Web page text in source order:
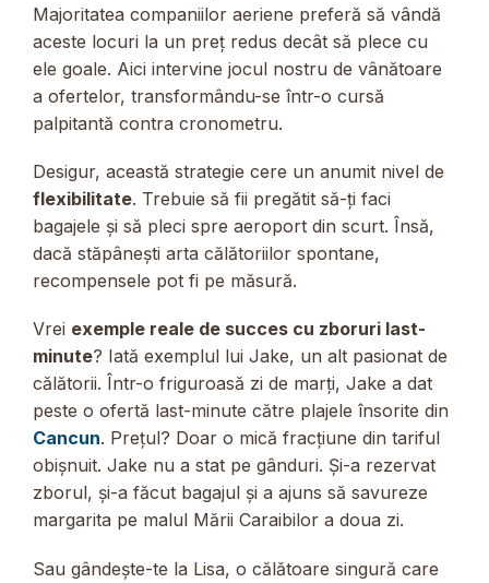
Majoritatea companiilor aeriene preferă să vândă
aceste locuri la un preț redus decât să plece cu
ele goale. Aici intervine jocul nostru de vânătoare
a ofertelor, transformându-se într-o cursă
palpitantă contra cronometru.
Desigur, această strategie cere un anumit nivel de
flexibilitate. Trebuie să fii pregătit să-ți faci
bagajele și să pleci spre aeroport din scurt. Însă,
dacă stăpânești arta călătoriilor spontane,
recompensele pot fi pe măsură.
Vrei exemple reale de succes cu zboruri last-
minute? Iată exemplul lui Jake, un alt pasionat de
călătorii. Într-o friguroasă zi de marți, Jake a dat
peste o ofertă last-minute către plajele însorite din
Cancun. Prețul? Doar o mică fracțiune din tariful
obișnuit. Jake nu a stat pe gânduri. Și-a rezervat
zborul, și-a făcut bagajul și a ajuns să savureze
margarita pe malul Mării Caraibilor a doua zi.
Sau gândește-te la Lisa, o călătoare singură care